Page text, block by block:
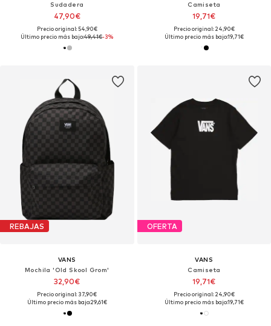
Sudadera
47,90€
Precio original: 54,90€
Último precio más bajo:49,41€-3%
Camiseta
19,71€
Precio original: 24,90€
Último precio más bajo:19,71€
REBAJAS
VANS
Mochila 'Old Skool Grom'
32,90€
Precio original: 37,90€
Último precio más bajo:29,61€
OFERTA
VANS
Camiseta
19,71€
Precio original: 24,90€
Último precio más bajo:19,71€